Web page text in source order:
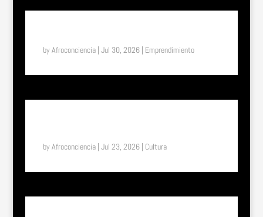
byAfroconciencia| Jul 30, 2026| Emprendimiento
byAfroconciencia| Jul 23, 2026| Cultura